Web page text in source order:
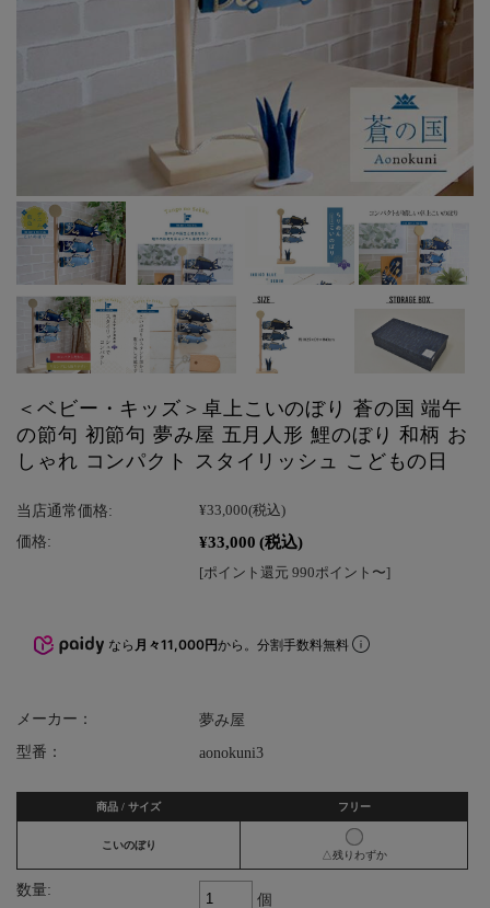
＜ベビー・キッズ＞卓上こいのぼり 蒼の国 端午
の節句 初節句 夢み屋 五月人形 鯉のぼり 和柄 お
しゃれ コンパクト スタイリッシュ こどもの日
当店通常価格: ¥33,000(税込)
価格: ¥33,000 (税込)
[ポイント還元 990ポイント〜]
なら 月々11,000円から。分割手数料無料
メーカー：
夢み屋
型番：
aonokuni3
商品 / サイズ フリー
こいのぼり
△残りわずか
数量:
個